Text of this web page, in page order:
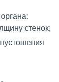
стенок;